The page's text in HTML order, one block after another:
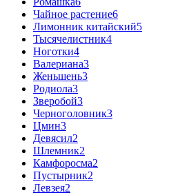
Чайное растение6
Лимонник китайский5
Тысячелистник4
Ноготки4
Валериана3
Женьшень3
Родиола3
Зверобой3
Черноголовник3
Цмин3
Девясил2
Шлемник2
Камфоросма2
Пустырник2
Левзея2